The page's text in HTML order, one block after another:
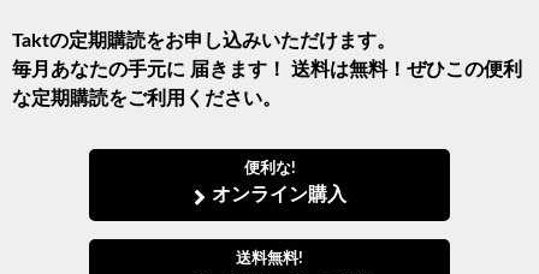
Taktの定期購読をお申し込みいただけます。
毎月あなたの手元に 届きます！ 送料は無料！ぜひこの便利
な定期購読をご利用ください。
便利な!
オンライン購入
送料無料!